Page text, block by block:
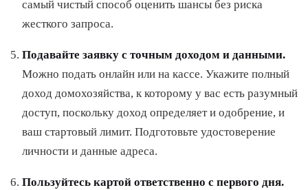
самый чистый способ оценить шансы без риска
жесткого запроса.
Подавайте заявку с точным доходом и данными.
Можно подать онлайн или на кассе. Укажите полный
доход домохозяйства, к которому у вас есть разумный
доступ, поскольку доход определяет и одобрение, и
ваш стартовый лимит. Подготовьте удостоверение
личности и данные адреса.
Пользуйтесь картой ответственно с первого дня.